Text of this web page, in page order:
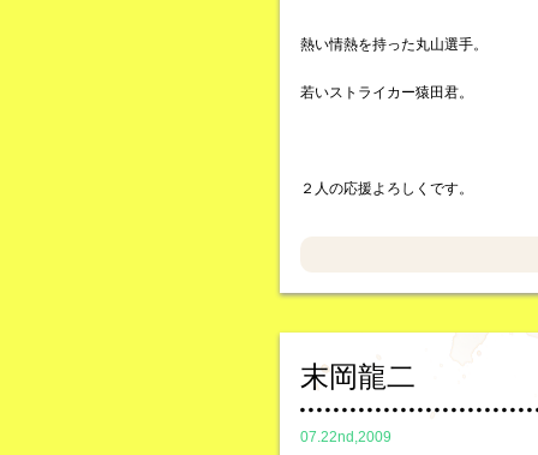
熱い情熱を持った丸山選手。
若いストライカー猿田君。
２人の応援よろしくです。
末岡龍二
07.22nd,2009